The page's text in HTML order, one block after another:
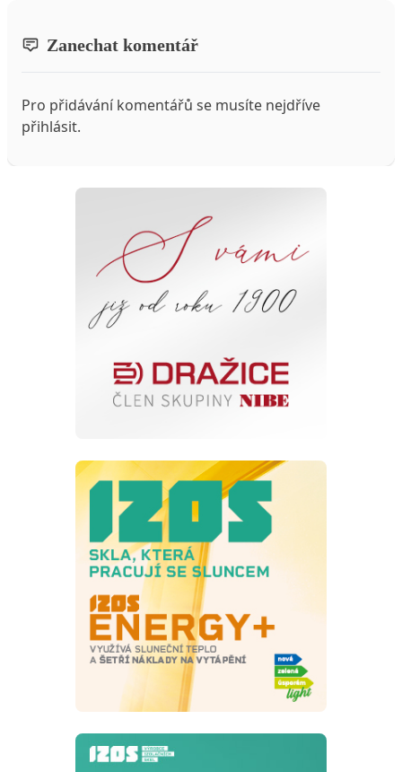
Zanechat komentář
Pro přidávání komentářů se musíte nejdříve
přihlásit.